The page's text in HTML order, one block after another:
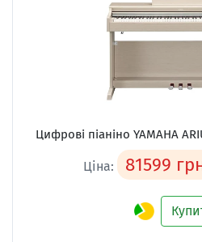
Цифрові піаніно YAMAHA
Ціна: 81599